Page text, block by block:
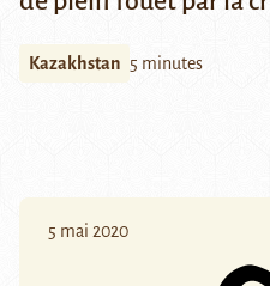
Kazakhstan 5 minutes
5 mai 2020